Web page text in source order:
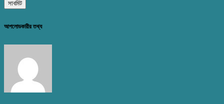
আপলোডকারীর তথ্য